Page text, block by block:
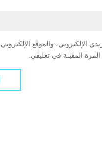
الإلكتروني، والموقع
المقبلة في تعليقي.